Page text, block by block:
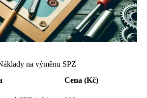
na výměnu SPZ
Cena (Kč)